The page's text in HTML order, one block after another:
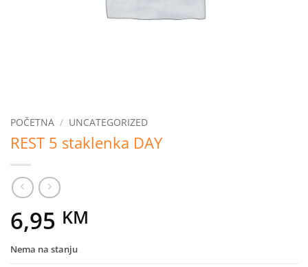
POČETNA / UNCATEGORIZED
REST 5 staklenka DAY
6,95 KM
Nema na stanju